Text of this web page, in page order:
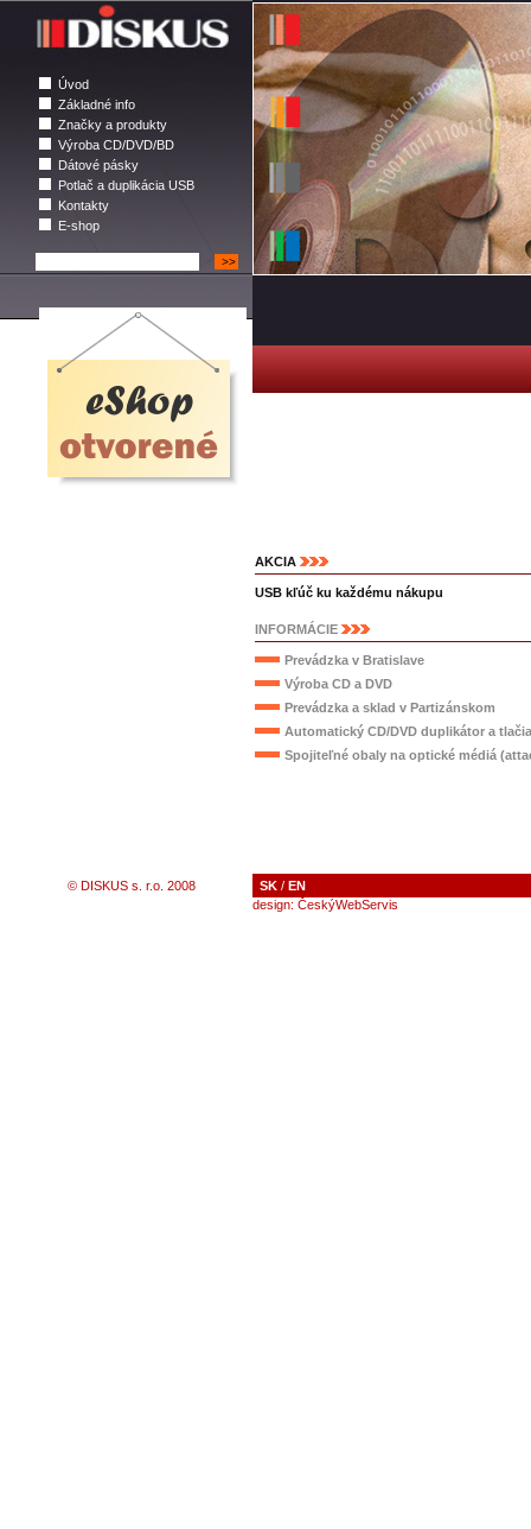
Úvod
Základné info
Značky a produkty
Výroba CD/DVD/BD
Dátové pásky
Potlač a duplikácia USB
Kontakty
E-shop
AKCIA
USB kľúč ku každému nákupu
INFORMÁCIE
Prevádzka v Bratislave
Výroba CD a DVD
Prevádzka a sklad v Partizánskom
Automatický CD/DVD duplikátor a
Spojiteľné obaly na optické médiá
© DISKUS s. r.o. 2008 SK / EN
design: ČeskýWebServis